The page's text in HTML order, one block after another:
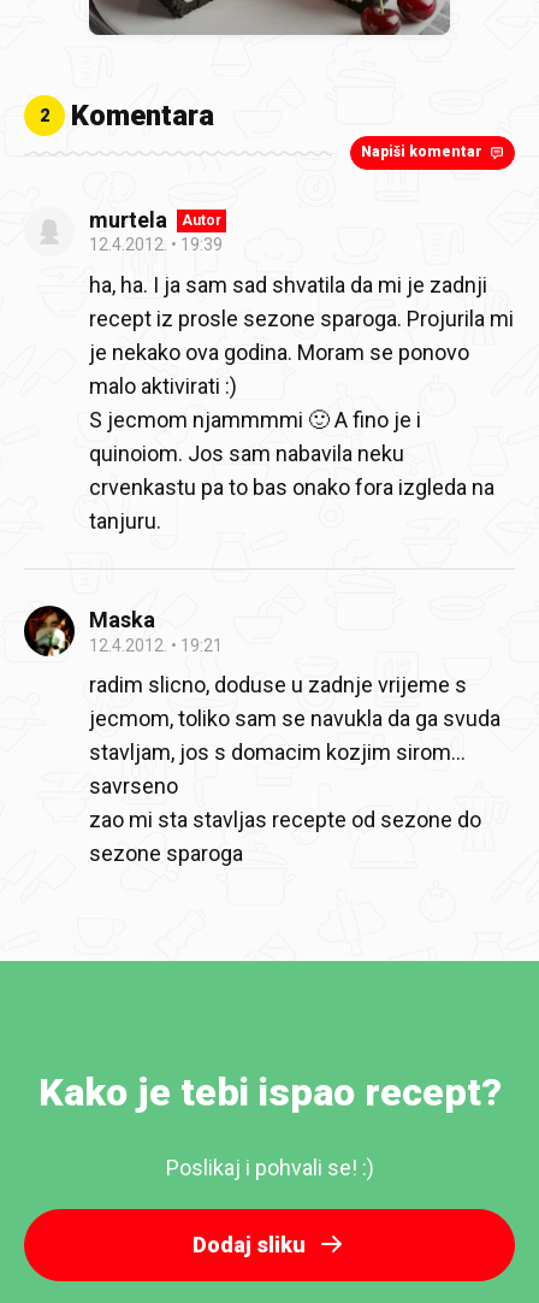
2 Komentara
Napiši komentar
murtela Autor
12.4.2012. 19:39
ha, ha. I ja sam sad shvatila da mi je zadnji
recept iz prosle sezone sparoga. Projurila mi
je nekako ova godina. Moram se ponovo
malo aktivirati :)
S jecmom njammmmi 🙂 A fino je i
quinoiom. Jos sam nabavila neku
crvenkastu pa to bas onako fora izgleda na
tanjuru.
Maska
12.4.2012. 19:21
radim slicno, doduse u zadnje vrijeme s
jecmom, toliko sam se navukla da ga svuda
stavljam, jos s domacim kozjim sirom...
savrseno
zao mi sta stavljas recepte od sezone do
sezone sparoga
Kako je tebi ispao recept?
Poslikaj i pohvali se! :)
Dodaj sliku